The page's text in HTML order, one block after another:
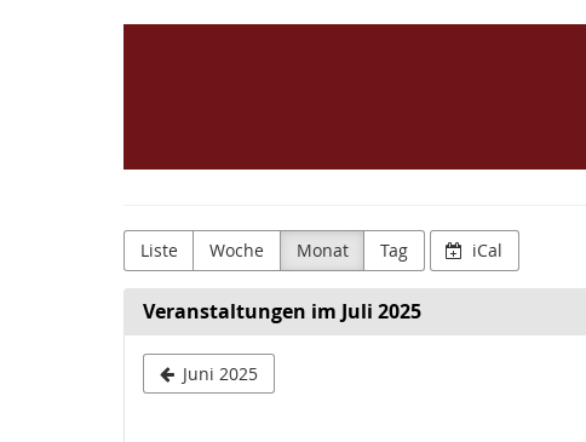
Liste Woche Monat Tag iCal
Veranstaltungen im Juli 2025
Juni 2025